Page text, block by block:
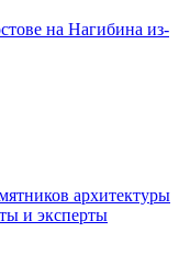
на Нагибина из-
архитектуры
и эксперты